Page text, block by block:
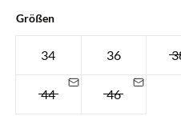
Größen
34 36
44 46